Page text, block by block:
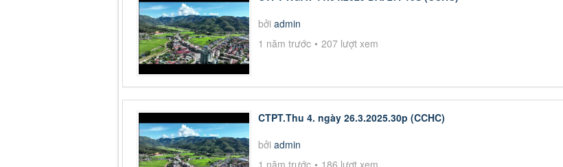
bởi admin
1 năm trước
207 lượt xem
CTPT.Thu 4. ngày 26.3.2025.30p (CCHC)
bởi admin